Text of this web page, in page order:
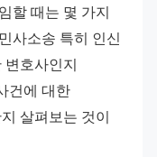
할 때는 몇 가지
사소송 특히 인신
호사인지
건에 대한
살펴보는 것이